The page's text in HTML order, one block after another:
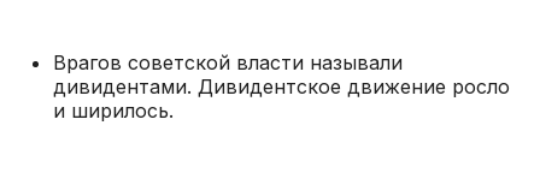
Врагов советской власти называли
дивидентами. Дивидентское движение росло
и ширилось.